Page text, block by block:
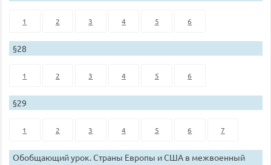
1 2 3 4 5 6
§28
1 2 3 4 5 6
§29
1 2 3 4 5 6 7
Обобщающий урок. Страны Европы и США в межвоенный